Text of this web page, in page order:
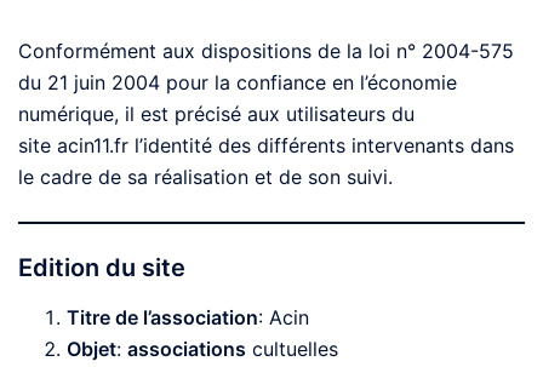
Conformément aux dispositions de la loi n° 2004-575
du 21 juin 2004 pour la confiance en l’économie
numérique, il est précisé aux utilisateurs du
site acin11.fr l’identité des différents intervenants dans
le cadre de sa réalisation et de son suivi.
Edition du site
Titre de l’association: Acin
Objet: associations cultuelles